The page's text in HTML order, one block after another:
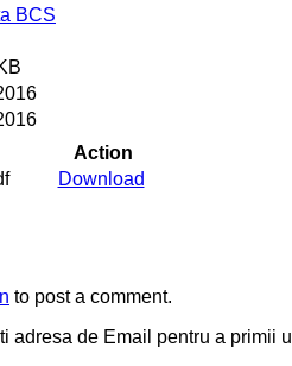
BCS
Action
Download
to post a comment.
adresa de Email pentru a primii